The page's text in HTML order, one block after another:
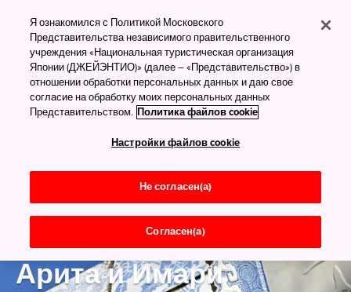
Сага
Арита и Имари
Я ознакомился с Политикой Московского
Представительства независимого правительственного
учреждения «Национальная туристическая организация
Японии (ДЖЕЙЭНТИО)» (далее – «Представительство») в
отношении обработки персональных данных и даю свое
согласие на обработку моих персональных данных
Представительством. Политика файлов cookie
Настройки файлов cookie
Не согласен(а)
Согласен(а)